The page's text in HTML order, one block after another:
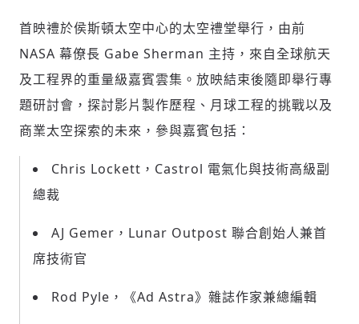
首映禮於侯斯頓太空中心的太空禮堂舉行，由前
NASA 幕僚長 Gabe Sherman 主持，來自全球航天
及工程界的重量級嘉賓雲集。放映結束後隨即舉行專
題研討會，探討影片製作歷程、月球工程的挑戰以及
商業太空探索的未來，參與嘉賓包括：
Chris Lockett，Castrol 電氣化與技術高級副
總裁
AJ Gemer，Lunar Outpost 聯合創始人兼首
席技術官
Rod Pyle，《Ad Astra》雜誌作家兼總編輯